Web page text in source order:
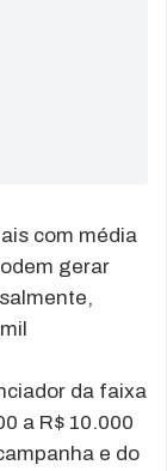
com média
gerar
da faixa
a R$ 10.000
e do